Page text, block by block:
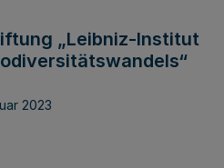
„Leibniz-Institut
2023